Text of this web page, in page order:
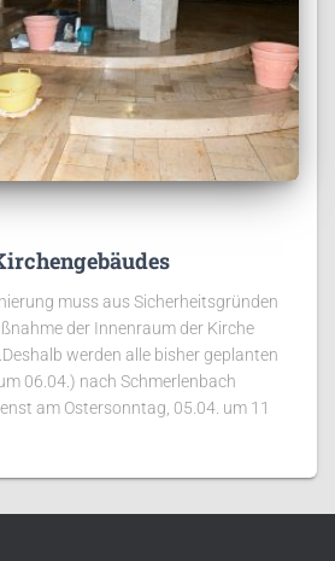
muss aus Sicherheitsgründen
der Innenraum der Kirche
werden alle bisher geplanten
06.04.) nach Schmerlenbach
am Ostersonntag, 05.04. um 11